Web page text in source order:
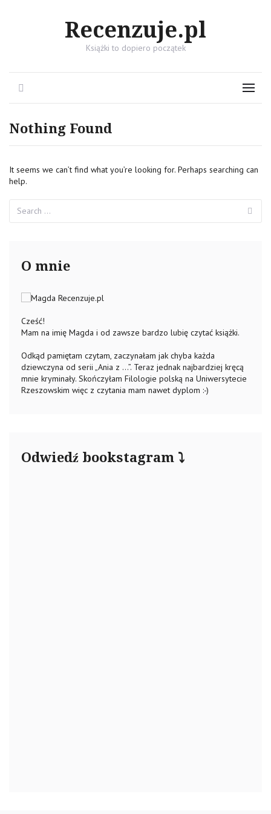
Recenzuje.pl
Książki to dopiero początek
Menu
Nothing Found
It seems we can’t find what you’re looking for. Perhaps searching can
help.
for:
O mnie
Cześć!
Mam na imię Magda i od zawsze bardzo lubię czytać książki.
Odkąd pamiętam czytam, zaczynałam jak chyba każda
dziewczyna od serii „Ania z …”. Teraz jednak najbardziej kręcą
mnie kryminały. Skończyłam Filologie polską na Uniwersytecie
Rzeszowskim więc z czytania mam nawet dyplom :-)
Odwiedź bookstagram ⤵